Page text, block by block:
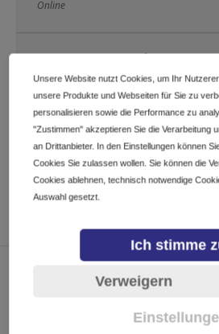
Online
CALENDARIO GOOGLECAL
Unsere Website nutzt Cookies, um Ihr
unsere Produkte und Webseiten für Sie zu
personalisieren sowie die Performance zu
"Zustimmen" akzeptieren Sie die Verarbeitung
an Drittanbieter. In den Einstellungen können
Cookies Sie zulassen wollen. Sie können die
Cookies ablehnen, technisch notwendige
Auswahl gesetzt.
Ich stimme
Verweigern